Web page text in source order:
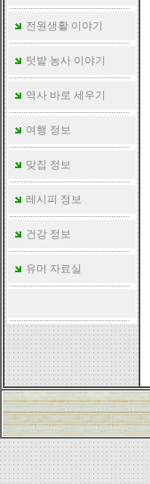
전원생활 이야기
텃밭 농사 이야기
역사 바로 세우기
여행 정보
맞집 정보
레시피 정보
건강 정보
유머 자료실